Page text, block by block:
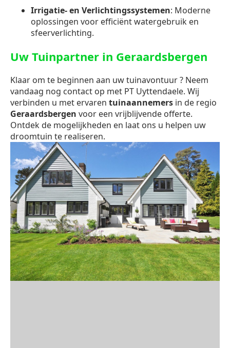
Irrigatie- en Verlichtingssystemen: Moderne
oplossingen voor efficiënt watergebruik en
sfeerverlichting.
Uw Tuinpartner in Geraardsbergen
Klaar om te beginnen aan uw tuinavontuur ? Neem
vandaag nog contact op met PT Uyttendaele. Wij
verbinden u met ervaren tuinaannemers in de regio
Geraardsbergen voor een vrijblijvende offerte.
Ontdek de mogelijkheden en laat ons u helpen uw
droomtuin te realiseren.